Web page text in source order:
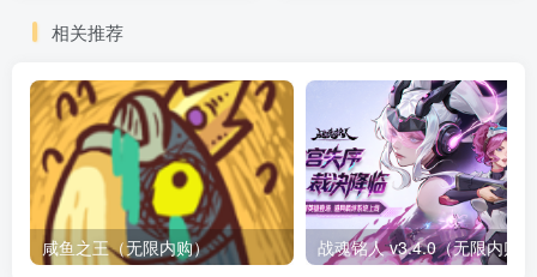
相关推荐
咸鱼之王（无限内购）